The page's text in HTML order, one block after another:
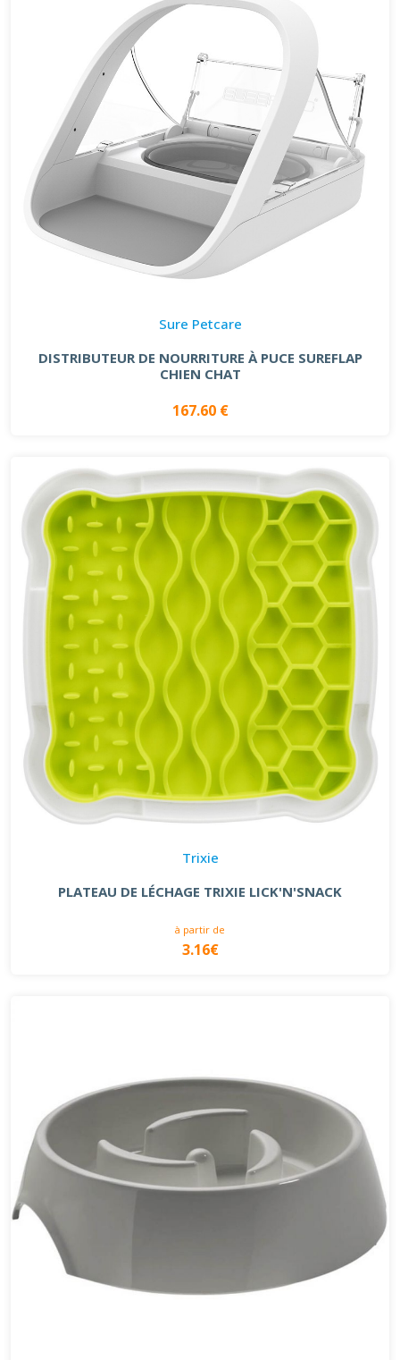
Sure Petcare
DISTRIBUTEUR DE NOURRITURE À PUCE SUREFLAP
CHIEN CHAT
167.60 €
Trixie
PLATEAU DE LÉCHAGE TRIXIE LICK'N'SNACK
à partir de
3.16€